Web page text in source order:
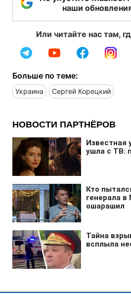
наши
Или читайте нас там,
Больше по теме:
Украина Сергей Корецкий